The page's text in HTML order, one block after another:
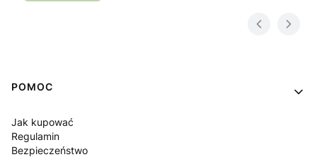
Linki w stopce
POMOC
Jak kupować
Regulamin
Bezpieczeństwo